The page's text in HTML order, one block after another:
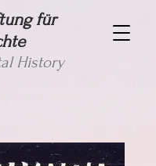
für
History